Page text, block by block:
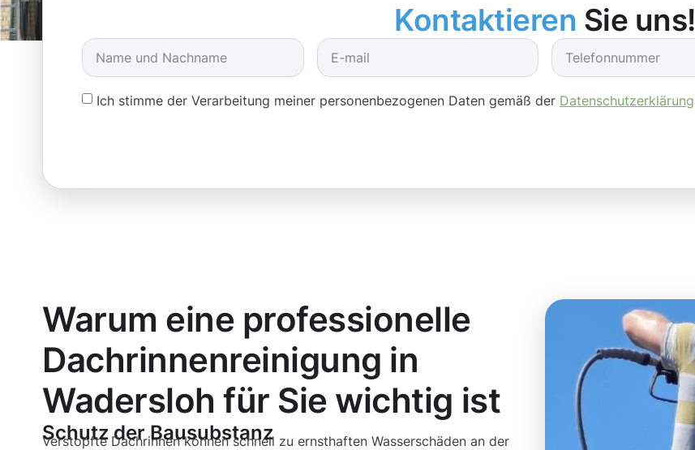
Kontaktieren Sie uns!
Ich stimme der Verarbeitung meiner personenbezogenen Daten gemäß der Datenschutzerklärung
Warum eine professionelle
Dachrinnenreinigung in
Wadersloh für Sie wichtig ist
Schutz der Bausubstanz
Verstopfte Dachrinnen können schnell zu ernsthaften Wasserschäden an der